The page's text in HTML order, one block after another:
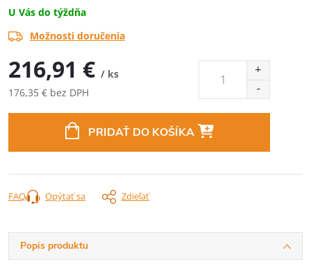
U Vás do týždňa
Možnosti doručenia
216,91 € / ks
176,35 € bez DPH
PRIDAŤ DO KOŠÍKA
Opýtať sa Zdieľať
FAQ
Popis produktu